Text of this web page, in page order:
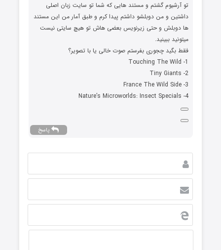
تو آرشیوم گشتم و مستند هایی که شما تو سایت زبان اصلی
داشتین و من دوبلشو داشتم پیدا کرم و طبق آمار من این مستند
ها دوبلش و حتی زیرنویس بعضی هاش تو هیچ سایتی نیست
میتونید ببینید.
فقط بگید چجوری بفرستم صوت خالی یا با تصویر؟
1- Touching The Wild
2- Tiny Giants
3- France The Wild Side
4- Nature’s Microworlds: Insect Specials
پاسخ